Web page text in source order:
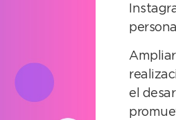
el